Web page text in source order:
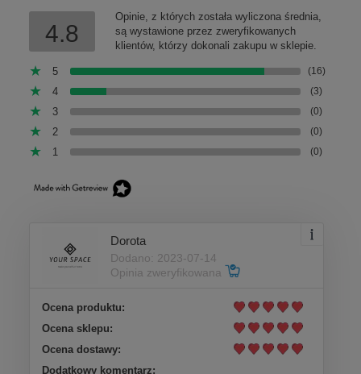
4.8
Opinie, z których została wyliczona średnia,
są wystawione przez zweryfikowanych
klientów, którzy dokonali zakupu w sklepie.
5 (16)
4 (3)
3 (0)
2 (0)
1 (0)
Dorota
Dodano: 2023-07-14
Opinia zweryfikowana
Ocena produktu:
Ocena sklepu:
Ocena dostawy:
Dodatkowy komentarz: